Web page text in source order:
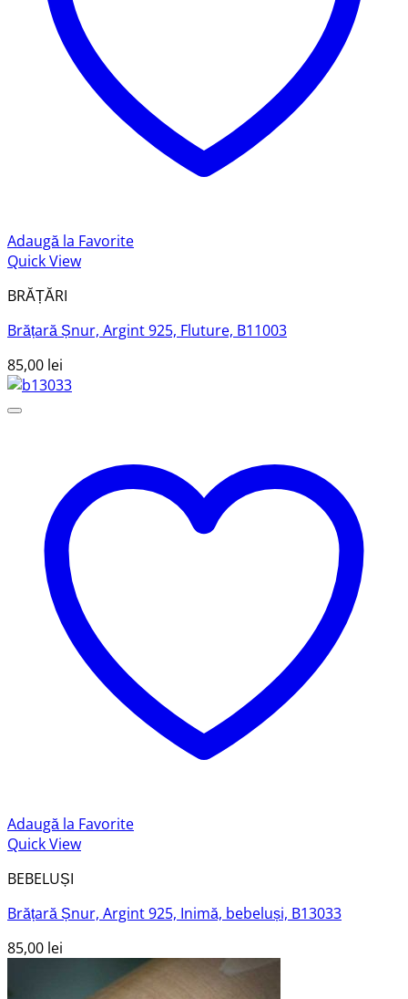
Adaugă la Favorite
Quick View
BRĂȚĂRI
Brățară Șnur, Argint 925, Fluture, B11003
85,00 lei
Adaugă la Favorite
Quick View
BEBELUȘI
Brățară Șnur, Argint 925, Inimă, bebeluși, B13033
85,00 lei